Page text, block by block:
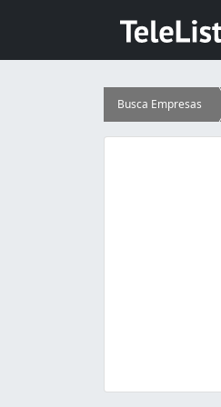
Busca Empresas